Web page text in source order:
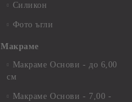
Силикон
Фото ъгли
Макраме
Макраме Основи - до 6,00
см
Макраме Основи - 7,00 -